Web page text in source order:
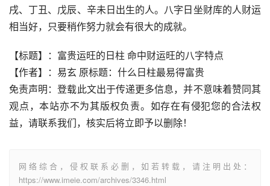
戌、丁丑、戊辰、辛未日出生的人。八字日坐财库的人财运
相当好，只要稍作努力就会有很大的成就。
【标题】：富贵运旺的日柱 命中财运旺的八字特点
【作者】：易玄 原标题：什么日柱最易得富贵
免责声明：登载此文出于传递更多信息，并不意味着赞同其
观点，本站亦不为其版权负责。如存在有侵犯您的合法权
益，请联系我们，核实后将立即予以删除！
网络综合，侵权联系必删，如若转载，请注明出处：
https://www.imeie.com/archives/3346.html